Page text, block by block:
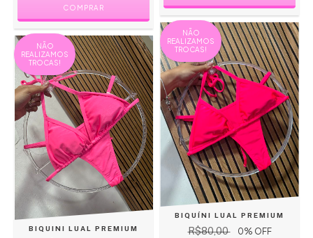
COMPRAR
NÃO
REALIZAMOS
TROCAS!
BIQUINI LUAL PREMIUM
NÃO
REALIZAMOS
TROCAS!
BIQUÍNI LUAL PREMIUM
R$80,00 0% OFF